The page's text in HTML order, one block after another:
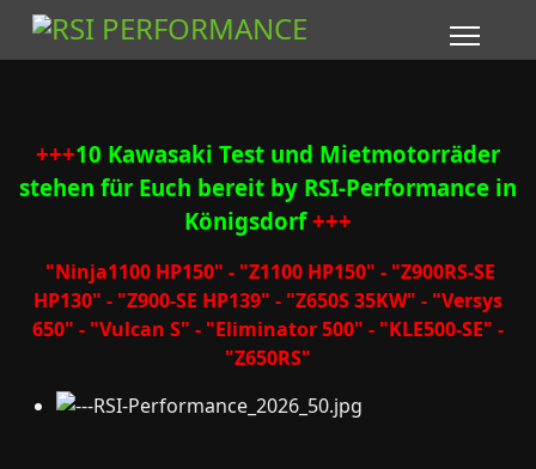
+++10 Kawasaki Test und Mietmotorräder
stehen für Euch bereit by RSI-Performance in
Königsdorf+++
"Ninja1100 HP150" - "Z1100 HP150" - "Z900RS-SE
HP130" - "Z900-SE HP139" - "Z650S 35KW" - "Versys
650" - "Vulcan S" - "Eliminator 500" - "KLE500-SE" -
"Z650RS"